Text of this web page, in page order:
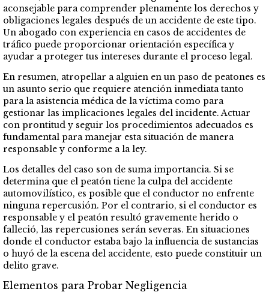
aconsejable para comprender plenamente los derechos y
obligaciones legales después de un accidente de este tipo.
Un abogado con experiencia en casos de accidentes de
tráfico puede proporcionar orientación específica y
ayudar a proteger tus intereses durante el proceso legal.
En resumen, atropellar a alguien en un paso de peatones es
un asunto serio que requiere atención inmediata tanto
para la asistencia médica de la víctima como para
gestionar las implicaciones legales del incidente. Actuar
con prontitud y seguir los procedimientos adecuados es
fundamental para manejar esta situación de manera
responsable y conforme a la ley.
Los detalles del caso son de suma importancia. Si se
determina que el peatón tiene la culpa del accidente
automovilístico, es posible que el conductor no enfrente
ninguna repercusión. Por el contrario, si el conductor es
responsable y el peatón resultó gravemente herido o
falleció, las repercusiones serán severas. En situaciones
donde el conductor estaba bajo la influencia de sustancias
o huyó de la escena del accidente, esto puede constituir un
delito grave.
Elementos para Probar Negligencia